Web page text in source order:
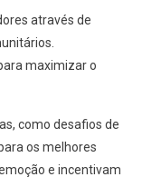
através de
maximizar o
como desafios de
os melhores
e incentivam